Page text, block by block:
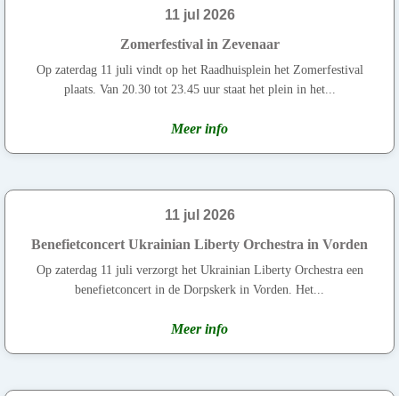
11 jul 2026
Zomerfestival in Zevenaar
Op zaterdag 11 juli vindt op het Raadhuisplein het Zomerfestival
plaats. Van 20.30 tot 23.45 uur staat het plein in het...
Meer info
11 jul 2026
Benefietconcert Ukrainian Liberty Orchestra in Vorden
Op zaterdag 11 juli verzorgt het Ukrainian Liberty Orchestra een
benefietconcert in de Dorpskerk in Vorden. Het...
Meer info